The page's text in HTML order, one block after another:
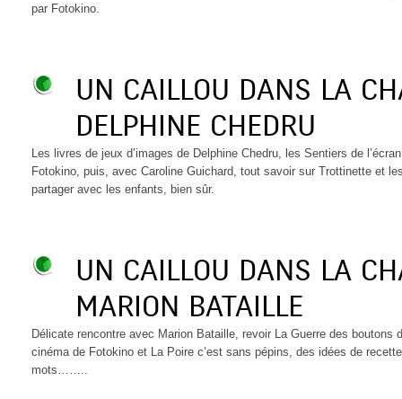
par Fotokino.
UN CAILLOU DANS LA
DELPHINE CHEDRU
Les livres de jeux d’images de Delphine Chedru, les Sentiers de
Fotokino, puis, avec Caroline Guichard, tout savoir sur Trottinette et
partager avec les enfants, bien sûr.
UN CAILLOU DANS LA
MARION BATAILLE
Délicate rencontre avec Marion Bataille, revoir La Guerre des boutons
cinéma de Fotokino et La Poire c’est sans pépins, des idées de
mots……..